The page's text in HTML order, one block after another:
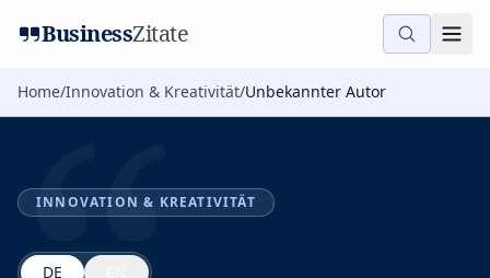
BusinessZitate
Home/Innovation & Kreativität/Unbekannter Autor
INNOVATION & KREATIVITÄT
DE